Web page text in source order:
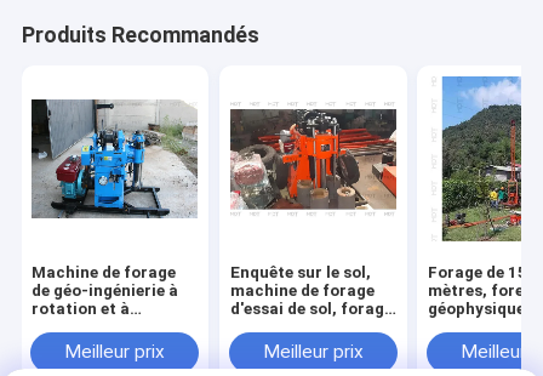
Produits Recommandés
Machine de forage
de géo-ingénierie à
rotation et à
essais et l'arpentage
des sols
Meilleur prix
Enquête sur le sol,
machine de forage
d'essai de sol, forage
Meilleur prix
Forage de 150
mètres,
géophysique
forage àMeilleur